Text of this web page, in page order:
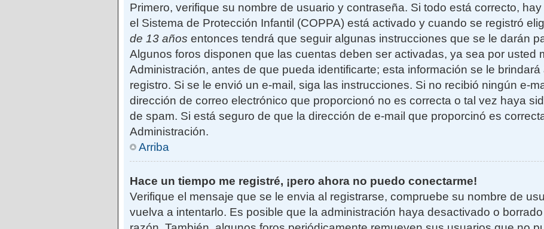
Primero, verifique su nombre de usuario y contraseña. Si todo está correcto,
el Sistema de Protección Infantil (COPPA) está activado y cuando se registró
de 13 años entonces tendrá que seguir algunas instrucciones que se le darán
Algunos foros disponen que las cuentas deben ser activadas, ya sea por usted
Administración, antes de que pueda identificarte; esta información se le
registro. Si se le envió un e-mail, siga las instrucciones. Si no recibió ningún e-
dirección de correo electrónico que proporcionó no es correcta o tal vez haya
de spam. Si está seguro de que la dirección de e-mail que proporcinó es
Administración.
Arriba
Hace un tiempo me registré, ¡pero ahora no puedo conectarme!
Verifique el mensaje que se le envia al registrarse, compruebe su nombre de
vuelva a intentarlo. Es posible que la administración haya desactivado o